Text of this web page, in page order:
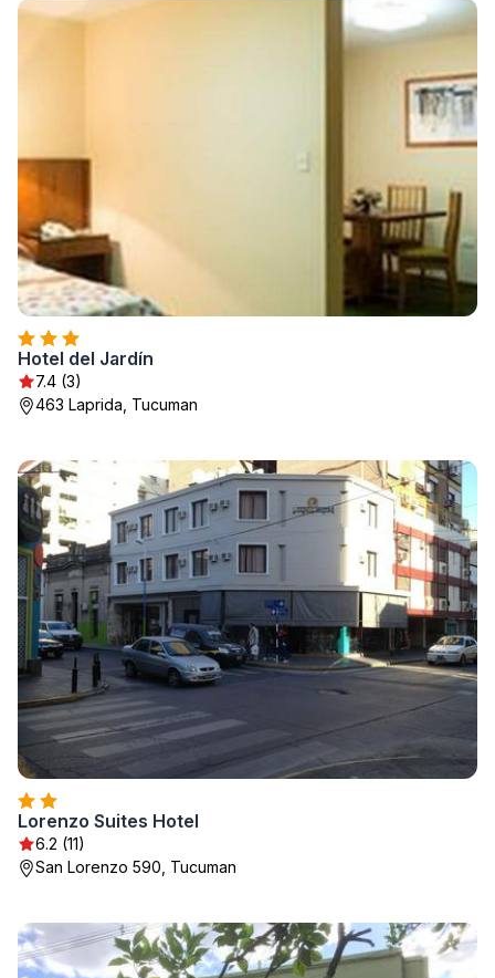
Hotel del Jardín
7.4 (3)
463 Laprida, Tucuman
Lorenzo Suites Hotel
6.2 (11)
San Lorenzo 590, Tucuman